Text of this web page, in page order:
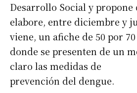
Desarrollo Social y propone
elabore, entre diciembre y
viene, un afiche de 50 por
donde se presenten de un
claro las medidas de
prevención del dengue.